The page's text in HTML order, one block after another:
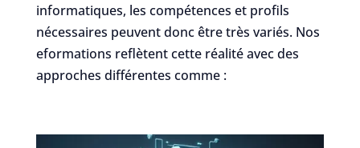
informatiques, les compétences et profils
nécessaires peuvent donc être très variés. Nos
eformations reflètent cette réalité avec des
approches différentes comme :